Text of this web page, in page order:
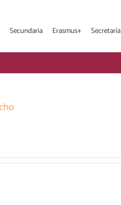
Secundaria Erasmus+ Secretaría